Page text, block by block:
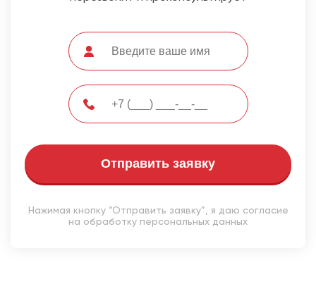
Отправить заявку
Нажимая кнопку “Отправить заявку”, я даю согласие
на обработку персональных данных